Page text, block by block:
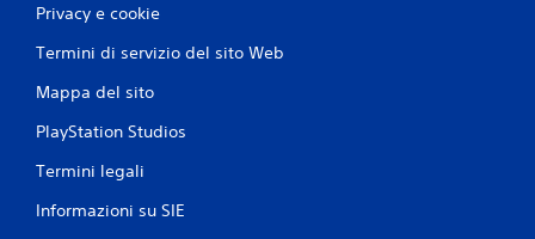
Privacy e cookie
Termini di servizio del sito Web
Mappa del sito
PlayStation Studios
Termini legali
Informazioni su SIE